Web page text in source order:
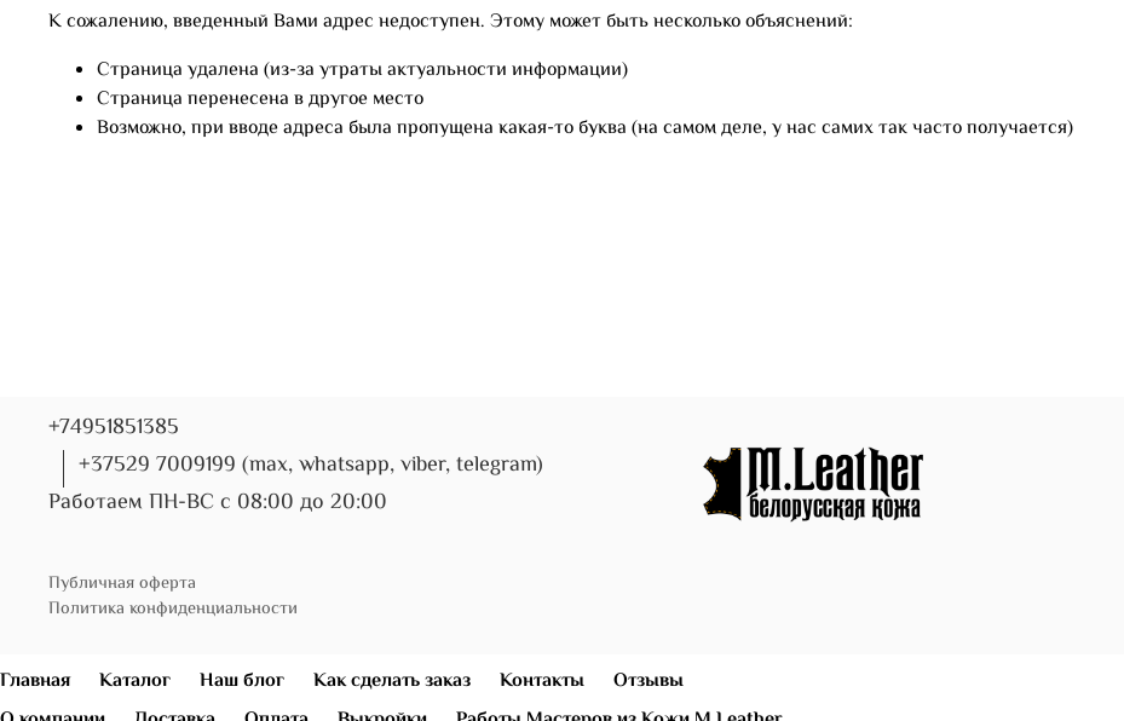
К сожалению, введенный Вами адрес недоступен. Этому может быть несколько объяснений:
Страница удалена (из-за утраты актуальности информации)
Страница перенесена в другое место
Возможно, при вводе адреса была пропущена какая-то буква (на самом деле, у нас самих так часто получается)
+74951851385
+37529 7009199 (max, whatsapp, viber, telegram)
Работаем ПН-ВС с 08:00 до 20:00
Публичная оферта
Политика конфиденциальности
Главная Каталог Наш блог Как сделать заказ Контакты
Отзывы